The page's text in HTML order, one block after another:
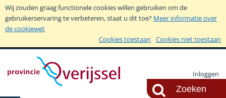
Wij zouden graag functionele cookies willen gebruiken om de
gebruikerservaring te verbeteren, staat u dit toe? Meer informatie over
de cookiewet
Cookies toestaan
Cookies niet toestaan
Inloggen